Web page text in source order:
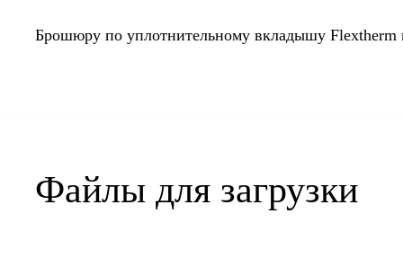
Брошюру по уплотнительному вкладышу Flextherm
Файлы для загрузки